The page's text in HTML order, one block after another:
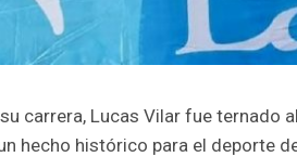
carrera, Lucas Vilar fue ternado
hecho histórico para el deporte